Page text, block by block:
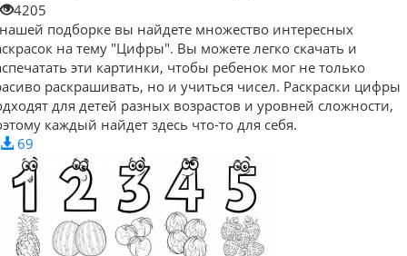
4205
подборке вы найдете множество интересных
на тему "Цифры". Вы можете легко скачать и
эти картинки, чтобы ребенок мог не только
раскрашивать, но и учиться чисел. Раскраски цифры
для детей разных возрастов и уровней сложности,
каждый найдет здесь что-то для себя.
69